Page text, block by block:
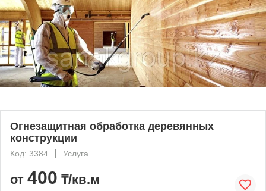
Огнезащитная обработка деревянных
конструкции
Код: 3384 Услуга
от 400 ₸/кв.м